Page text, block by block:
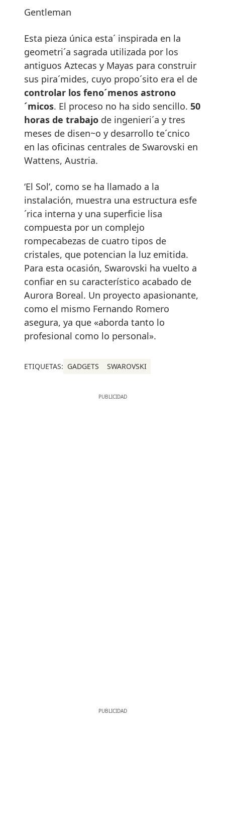
Gentleman
Esta pieza única esta´ inspirada en la
geometri´a sagrada utilizada por los
antiguos Aztecas y Mayas para construir
sus pira´mides, cuyo propo´sito era el de
controlar los feno´menos astrono
´micos. El proceso no ha sido sencillo. 50
horas de trabajo de ingenieri´a y tres
meses de disen~o y desarrollo te´cnico
en las oficinas centrales de Swarovski en
Wattens, Austria.
‘El Sol’, como se ha llamado a la
instalación, muestra una estructura esfe
´rica interna y una superficie lisa
compuesta por un complejo
rompecabezas de cuatro tipos de
cristales, que potencian la luz emitida.
Para esta ocasión, Swarovski ha vuelto a
confiar en su característico acabado de
Aurora Boreal. Un proyecto apasionante,
como el mismo Fernando Romero
asegura, ya que «aborda tanto lo
profesional como lo personal».
ETIQUETAS: GADGETS SWAROVSKI